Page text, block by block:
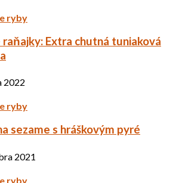
ryby
raňajky: Extra chutná tuniaková
2022
ryby
sezame s hráškovým pyré
2021
ryby